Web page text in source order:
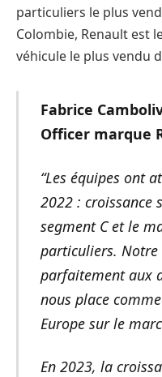
particuliers le plus
Colombie, Renault est
véhicule le plus vendu
Fabrice
Officer marque
“Les équipes ont
2022 : croissance
segment C et le
particuliers. Notre
parfaitement aux
nous place
Europe sur le
En 2023, la